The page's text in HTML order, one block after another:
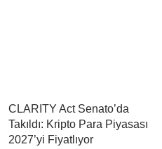
CLARITY Act Senato’da
Takıldı: Kripto Para Piyasası
2027’yi Fiyatlıyor